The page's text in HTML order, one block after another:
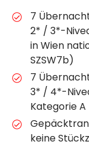
7
2* / 3*-
in Wien
SZSW7b)
7
3* / 4*-
Kategorie A
keine